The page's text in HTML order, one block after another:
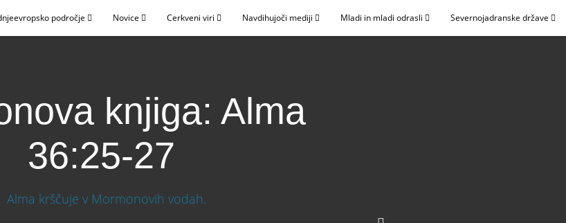
področje Novice Cerkveni viri Navdihujoči mediji Mladi in mladi odrasli Severnojadranske države
knjiga: Alma
36:25-27